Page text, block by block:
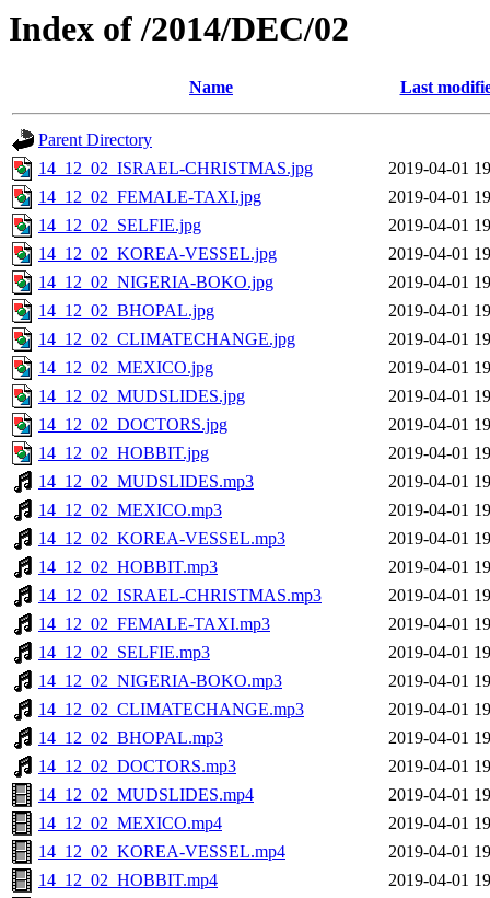
Index of /2014/DEC/02
Name Last
Parent Directory
14_12_02_ISRAEL-CHRISTMAS.jpg
2019-04-01
14_12_02_FEMALE-TAXI.jpg
2019-04-01
14_12_02_SELFIE.jpg
2019-04-01
14_12_02_KOREA-VESSEL.jpg
2019-04-01
14_12_02_NIGERIA-BOKO.jpg
2019-04-01
14_12_02_BHOPAL.jpg
2019-04-01
14_12_02_CLIMATECHANGE.jpg
2019-04-01
14_12_02_MEXICO.jpg
2019-04-01
14_12_02_MUDSLIDES.jpg
2019-04-01
14_12_02_DOCTORS.jpg
2019-04-01
14_12_02_HOBBIT.jpg
2019-04-01
14_12_02_MUDSLIDES.mp3
2019-04-01
14_12_02_MEXICO.mp3
2019-04-01
14_12_02_KOREA-VESSEL.mp3
2019-04-01
14_12_02_HOBBIT.mp3
2019-04-01
14_12_02_ISRAEL-CHRISTMAS.mp3
2019-04-01
14_12_02_FEMALE-TAXI.mp3
2019-04-01
14_12_02_SELFIE.mp3
2019-04-01
14_12_02_NIGERIA-BOKO.mp3
2019-04-01
14_12_02_CLIMATECHANGE.mp3
2019-04-01
14_12_02_BHOPAL.mp3
2019-04-01
14_12_02_DOCTORS.mp3
2019-04-01
14_12_02_MUDSLIDES.mp4
2019-04-01
14_12_02_MEXICO.mp4
2019-04-01
14_12_02_KOREA-VESSEL.mp4
2019-04-01
14_12_02_HOBBIT.mp4
2019-04-01